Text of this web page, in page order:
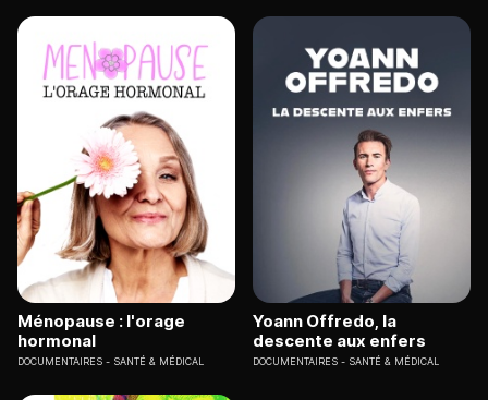
Ménopause : l'orage
hormonal
DOCUMENTAIRES SANTÉ & MÉDICAL
Yoann Offredo, la
descente aux enfers
DOCUMENTAIRES SANTÉ & MÉDICAL